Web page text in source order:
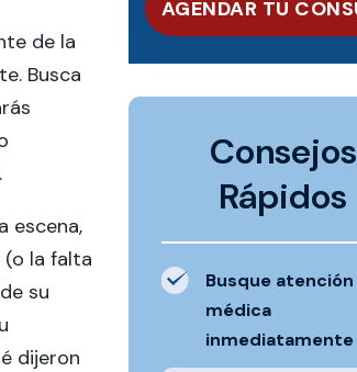
de la
Busca
escena,
la falta
su
dijeron
Consejos
Rápidos
Busque atención
médica
inmediatamente